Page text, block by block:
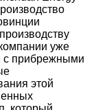
уже
с прибрежными
этой